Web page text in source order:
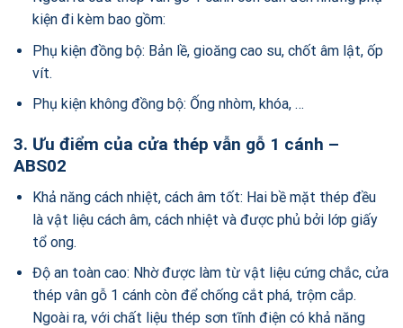
kiện đi kèm bao gồm:
Phụ kiện đồng bộ: Bản lề, gioăng cao su, chốt âm lật, ốp
vít.
Phụ kiện không đồng bộ: Ống nhòm, khóa, …
3. Ưu điểm của cửa thép vẫn gỗ 1 cánh –
ABS02
Khả năng cách nhiệt, cách âm tốt: Hai bề mặt thép đều
là vật liệu cách âm, cách nhiệt và được phủ bởi lớp giấy
tổ ong.
Độ an toàn cao: Nhờ được làm từ vật liệu cứng chắc, cửa
thép vân gỗ 1 cánh còn để chống cắt phá, trộm cắp.
Ngoài ra, với chất liệu thép sơn tĩnh điện có khả năng